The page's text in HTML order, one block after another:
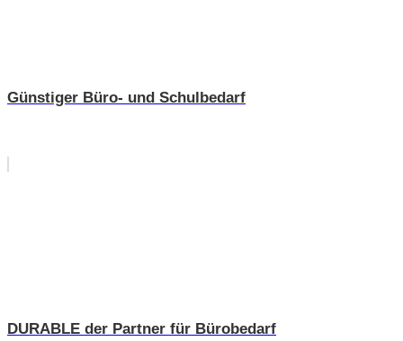
Günstiger Büro- und Schulbedarf
DURABLE der Partner für Bürobedarf